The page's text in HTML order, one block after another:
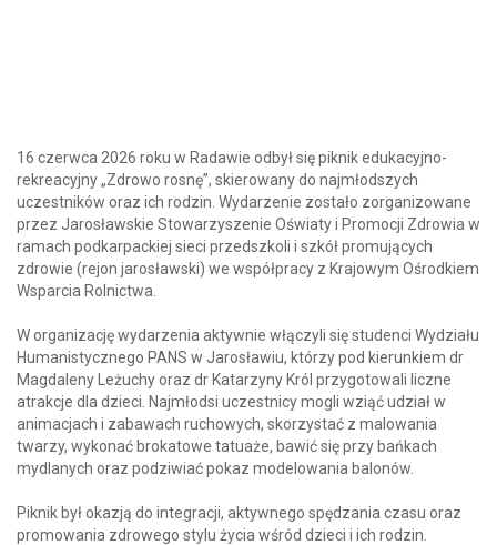
16 czerwca 2026 roku w Radawie odbył się piknik edukacyjno-
rekreacyjny „Zdrowo rosnę”, skierowany do najmłodszych
uczestników oraz ich rodzin. Wydarzenie zostało zorganizowane
przez Jarosławskie Stowarzyszenie Oświaty i Promocji Zdrowia w
ramach podkarpackiej sieci przedszkoli i szkół promujących
zdrowie (rejon jarosławski) we współpracy z Krajowym Ośrodkiem
Wsparcia Rolnictwa.
W organizację wydarzenia aktywnie włączyli się studenci Wydziału
Humanistycznego PANS w Jarosławiu, którzy pod kierunkiem dr
Magdaleny Leżuchy oraz dr Katarzyny Król przygotowali liczne
atrakcje dla dzieci. Najmłodsi uczestnicy mogli wziąć udział w
animacjach i zabawach ruchowych, skorzystać z malowania
twarzy, wykonać brokatowe tatuaże, bawić się przy bańkach
mydlanych oraz podziwiać pokaz modelowania balonów.
Piknik był okazją do integracji, aktywnego spędzania czasu oraz
promowania zdrowego stylu życia wśród dzieci i ich rodzin.